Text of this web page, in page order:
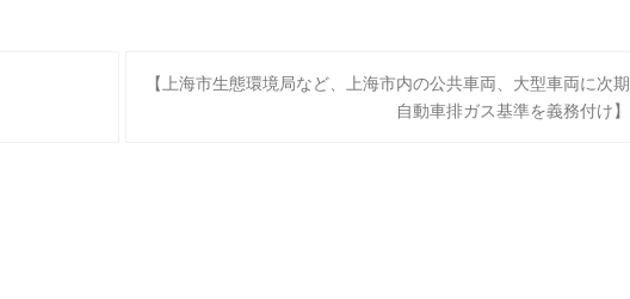
【上海市生態環境局など、上海市内の公共車両、大型車両に次期
自動車排ガス基準を義務付け】